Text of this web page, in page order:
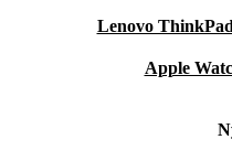
Lenovo
Apple